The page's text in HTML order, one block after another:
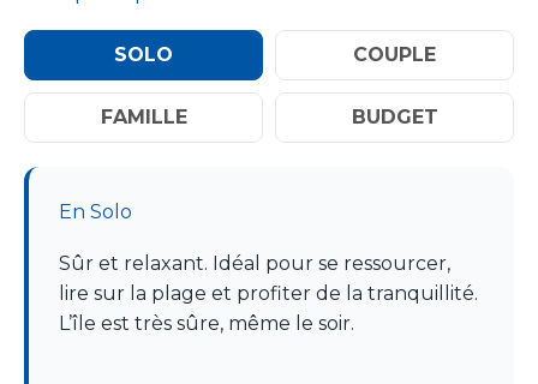
SOLO COUPLE
FAMILLE BUDGET
En Solo
Sûr et relaxant. Idéal pour se ressourcer,
lire sur la plage et profiter de la tranquillité.
L’île est très sûre, même le soir.